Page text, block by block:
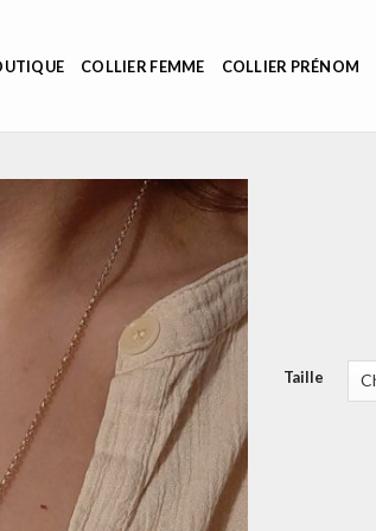
COLLIER FEMME COLLIER PRÉNOM
Taille